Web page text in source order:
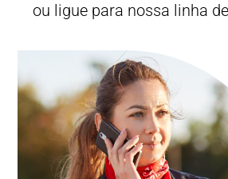
ou ligue para nossa linha